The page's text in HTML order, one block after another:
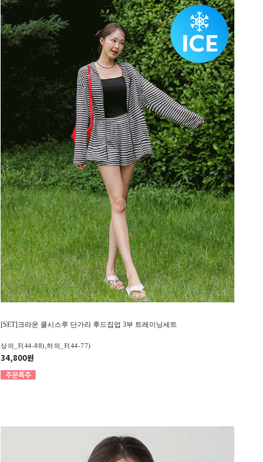
[SET]크라운 쿨시스루 단가라 후드집업 3부 트레이닝세트
상의_F(44-88),하의_F(44-77)
34,800원